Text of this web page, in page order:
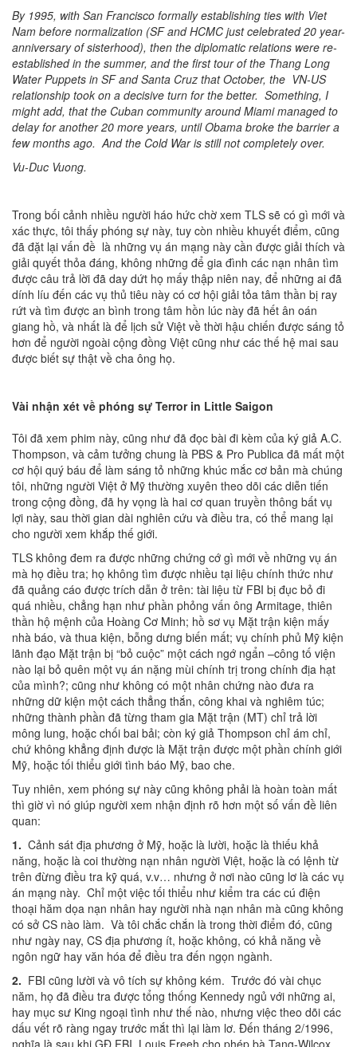
By 1995, with San Francisco formally establishing ties with Viet
Nam before normalization (SF and HCMC just celebrated 20 year-
anniversary of sisterhood), then the diplomatic relations were re-
established in the summer, and the first tour of the Thang Long
Water Puppets in SF and Santa Cruz that October, the VN-US
relationship took on a decisive turn for the better. Something, I
might add, that the Cuban community around Miami managed to
delay for another 20 more years, until Obama broke the barrier a
few months ago. And the Cold War is still not completely over.
Vu-Duc Vuong.
Trong bối cảnh nhiều người háo hức chờ xem TLS sẽ có gì mới và
xác thực, tôi thấy phóng sự này, tuy còn nhiều khuyết điểm, cũng
đã đặt lại vấn đề là những vụ án mạng này cần được giải thích và
giải quyết thỏa đáng, không những để gia đình các nạn nhân tìm
được câu trả lời đã day dứt họ mấy thập niên nay, để những ai đã
dính líu đến các vụ thủ tiêu này có cơ hội giải tỏa tâm thần bị ray
rứt và tìm được an bình trong tâm hồn lúc này đã hết ân oán
giang hồ, và nhất là để lịch sử Việt về thời hậu chiến được sáng tỏ
hơn để người ngoài cộng đồng Việt cũng như các thế hệ mai sau
được biết sự thật về cha ông họ.
Vài nhận xét về phóng sự Terror in Little Saigon
Tôi đã xem phim này, cũng như đã đọc bài đi kèm của ký giả A.C.
Thompson, và cảm tưởng chung là PBS & Pro Publica đã mất một
cơ hội quý báu để làm sáng tỏ những khúc mắc cơ bản mà chúng
tôi, những người Việt ở Mỹ thường xuyên theo dõi các diễn tiến
trong cộng đồng, đã hy vọng là hai cơ quan truyền thông bất vụ
lợi này, sau thời gian dài nghiên cứu và điều tra, có thể mang lại
cho người xem khắp thế giới.
TLS không đem ra được những chứng cớ gì mới về những vụ án
mà họ điều tra; họ không tìm được nhiều tại liệu chính thức như
đã quảng cáo được trích dẫn ở trên: tài liệu từ FBI bị đục bỏ đi
quá nhiều, chẳng hạn như phần phỏng vấn ông Armitage, thiên
thần hộ mệnh của Hoàng Cơ Minh; hồ sơ vụ Mặt trận kiện mấy
nhà báo, và thua kiện, bỗng dưng biến mất; vụ chính phủ Mỹ kiện
lãnh đạo Mặt trận bị “bỏ cuộc” một cách ngớ ngẩn –công tố viện
nào lại bỏ quên một vụ án nặng mùi chính trị trong chính địa hạt
của mình?; cũng như không có một nhân chứng nào đưa ra
những dữ kiện một cách thẳng thắn, công khai và nghiêm túc;
những thành phần đã từng tham gia Mặt trận (MT) chỉ trả lời
mông lung, hoặc chối bai bải; còn ký giả Thompson chỉ ám chỉ,
chứ không khẳng định được là Mặt trận được một phần chính giới
Mỹ, hoặc tối thiểu giới tình báo Mỹ, bao che.
Tuy nhiên, xem phóng sự này cũng không phải là hoàn toàn mất
thì giờ vì nó giúp người xem nhận định rõ hơn một số vấn đề liên
quan:
1. Cảnh sát địa phương ở Mỹ, hoặc là lười, hoặc là thiếu khả
năng, hoặc là coi thường nạn nhân người Việt, hoặc là có lệnh từ
trên đừng điều tra kỹ quá, v.v… nhưng ở nơi nào cũng lơ là các vụ
án mạng này. Chỉ một việc tối thiểu như kiểm tra các cú điện
thoại hăm dọa nạn nhân hay người nhà nạn nhân mà cũng không
có sở CS nào làm. Và tôi chắc chắn là trong thời điểm đó, cũng
như ngày nay, CS địa phương ít, hoặc không, có khả năng về
ngôn ngữ hay văn hóa để điều tra đến ngọn ngành.
2. FBI cũng lười và vô tích sự không kém. Trước đó vài chục
năm, họ đã điều tra được tổng thống Kennedy ngủ với những ai,
hay mục sư King ngoại tình như thế nào, nhưng việc theo dõi các
dấu vết rõ ràng ngay trước mắt thì lại làm lơ. Đến tháng 2/1996,
nghĩa là sau khi GĐ FBI Louis Freeh cho phép bà Tang-Wilcox